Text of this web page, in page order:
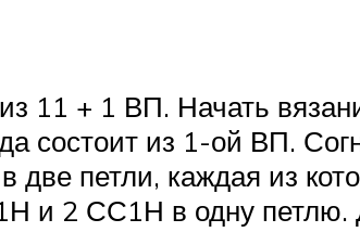
11 + 1 ВП. Начать
состоит из 1-ой ВП.
две петли, каждая из
и 2 СС1Н в одну петлю.